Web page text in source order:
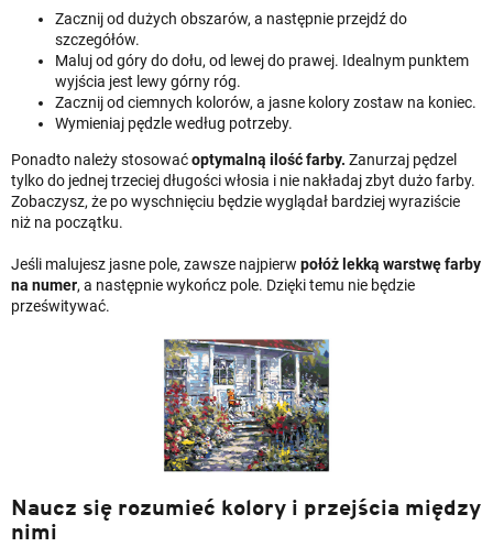
Zacznij od dużych obszarów, a następnie przejdź do
szczegółów.
Maluj od góry do dołu, od lewej do prawej. Idealnym punktem
wyjścia jest lewy górny róg.
Zacznij od ciemnych kolorów, a jasne kolory zostaw na koniec.
Wymieniaj pędzle według potrzeby.
Ponadto należy stosowaćoptymalną ilość farby. Zanurzaj pędzel
tylko do jednej trzeciej długości włosia i nie nakładaj zbyt dużo farby.
Zobaczysz, że po wyschnięciu będzie wyglądał bardziej wyraziście
niż na początku.
Jeśli malujesz jasne pole, zawsze najpierw połóż lekką warstwę farby
na numer, a następnie wykończ pole. Dzięki temu nie będzie
prześwitywać.
Naucz się rozumieć kolory i przejścia między
nimi